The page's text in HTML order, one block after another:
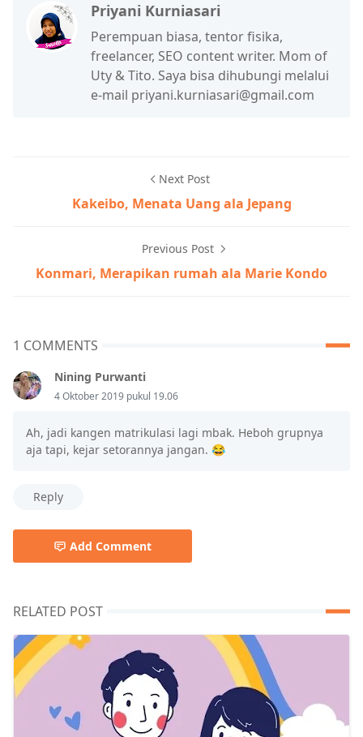
Priyani Kurniasari
Perempuan biasa, tentor fisika,
freelancer, SEO content writer. Mom of
Uty & Tito. Saya bisa dihubungi melalui
e-mail priyani.kurniasari@gmail.com
Next Post
Kakeibo, Menata Uang ala Jepang
Previous Post
Konmari, Merapikan rumah ala Marie Kondo
1 COMMENTS
Nining Purwanti
4 Oktober 2019 pukul 19.06
Ah, jadi kangen matrikulasi lagi mbak. Heboh grupnya
aja tapi, kejar setorannya jangan. 😂
Reply
Add Comment
RELATED POST